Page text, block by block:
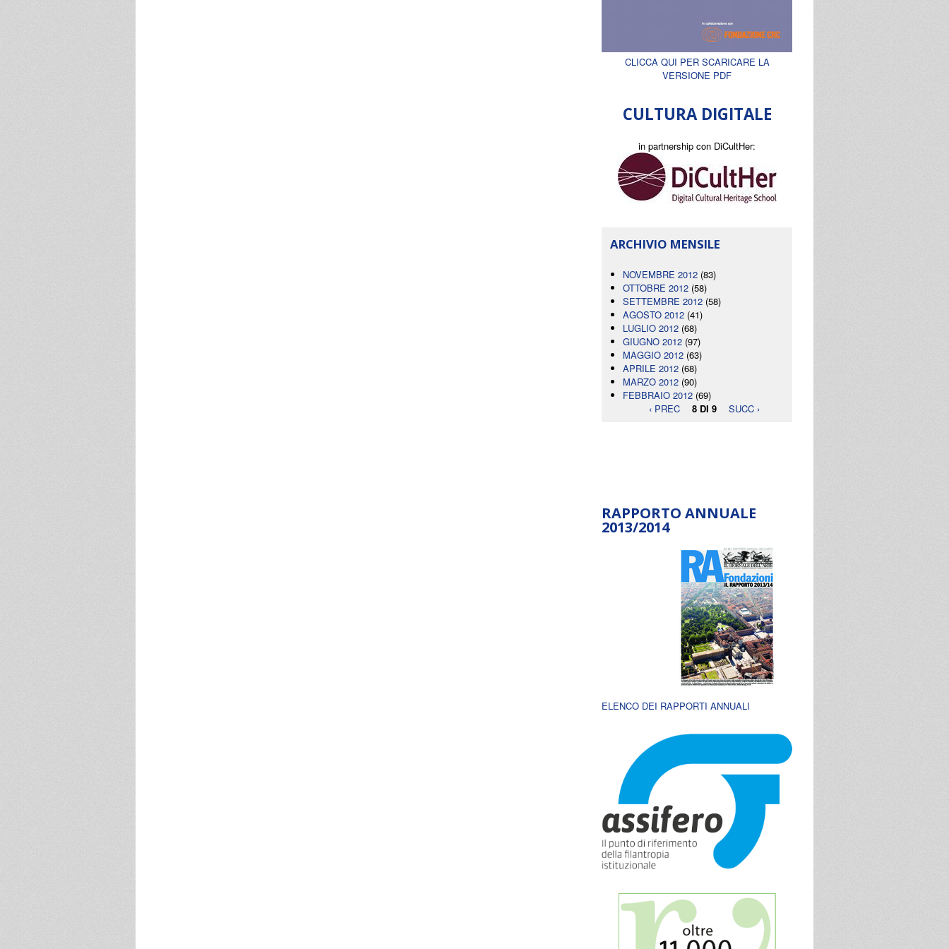
CLICCA QUI PER SCARICARE LA
VERSIONE PDF
CULTURA DIGITALE
in partnership con DiCultHer:
ARCHIVIO MENSILE
NOVEMBRE 2012 (83)
OTTOBRE 2012 (58)
SETTEMBRE 2012 (58)
AGOSTO 2012 (41)
LUGLIO 2012 (68)
GIUGNO 2012 (97)
MAGGIO 2012 (63)
APRILE 2012 (68)
MARZO 2012 (90)
FEBBRAIO 2012 (69)
‹ PREC
8 DI 9 SUCC ›
RAPPORTO ANNUALE
2013/2014
ELENCO DEI RAPPORTI ANNUALI